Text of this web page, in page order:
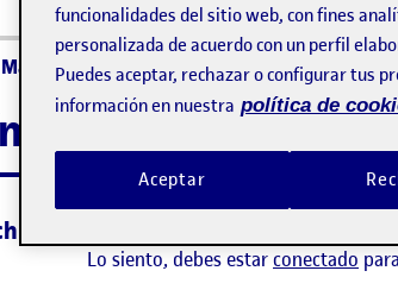
Benítez
Benítez
pm
No hay comentarios.
Lo siento, debes estarconectado
funcionalidades del sitio web, con fines
personalizada de acuerdo con un perfil
Puedes aceptar, rechazar o configurar tus
información en nuestra política de
Aceptar